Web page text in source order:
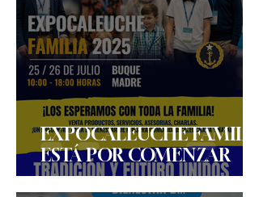
EXPOCALEUCHE FAMILIA
ESTÁ POR COMENZAR